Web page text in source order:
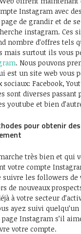
Instagram avec
de grandir et de
instagram. Ces
nombre d’offres tels
mais surtout ils vous
. Nous pouvons
est un site web vous
sociaux: Facebook,
sont diverses passant
youtube et bien
pour obtenir
très bien et qui
votre compte
suivre les followers de
de nouveaux
à votre secteur
ayez suivi
Instagram s’il
votre compte.